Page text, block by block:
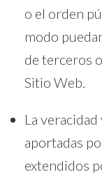
o el orden
modo
de terceros
Sitio Web.
La
aportadas
extendidos